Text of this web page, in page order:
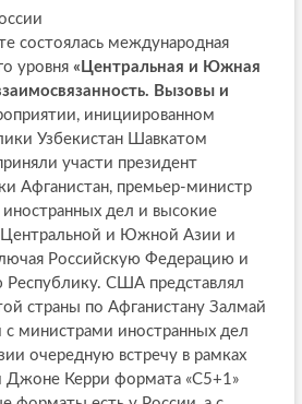
состоялась международная
уровня «Центральная и Южная
Вызовы и
инициированном
Узбекистан Шавкатом
участи президент
Афганистан, премьер-министр
иностранных дел и высокие
Центральной и Южной Азии и
Российскую Федерацию и
США представлял
страны по Афганистану Залмай
министрами иностранных дел
очередную встречу в рамках
Джоне Керри формата «С5+1»